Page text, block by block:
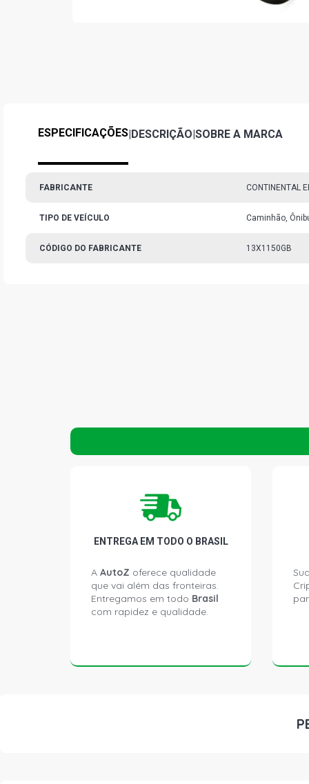
ESPECIFICAÇÕES|DESCRIÇÃO|SOBRE A MARCA
FABRICANTE CONTINENTAL
TIPO DE VEÍCULO Caminhão,
CÓDIGO DO FABRICANTE 13X1150GB
ENTREGA EM TODO O BRASIL
A AutoZ oferece qualidade
que vai além das fronteiras.
Entregamos em todo Brasil
com rapidez e qualidade.